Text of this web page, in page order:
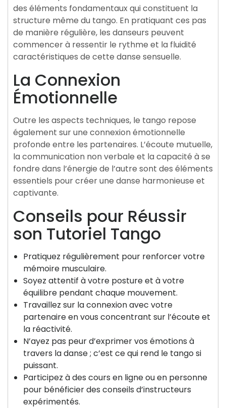
des éléments fondamentaux qui constituent la
structure même du tango. En pratiquant ces pas
de manière régulière, les danseurs peuvent
commencer à ressentir le rythme et la fluidité
caractéristiques de cette danse sensuelle.
La Connexion
Émotionnelle
Outre les aspects techniques, le tango repose
également sur une connexion émotionnelle
profonde entre les partenaires. L’écoute mutuelle,
la communication non verbale et la capacité à se
fondre dans l’énergie de l’autre sont des éléments
essentiels pour créer une danse harmonieuse et
captivante.
Conseils pour Réussir
son Tutoriel Tango
Pratiquez régulièrement pour renforcer votre
mémoire musculaire.
Soyez attentif à votre posture et à votre
équilibre pendant chaque mouvement.
Travaillez sur la connexion avec votre
partenaire en vous concentrant sur l’écoute et
la réactivité.
N’ayez pas peur d’exprimer vos émotions à
travers la danse ; c’est ce qui rend le tango si
puissant.
Participez à des cours en ligne ou en personne
pour bénéficier des conseils d’instructeurs
expérimentés.